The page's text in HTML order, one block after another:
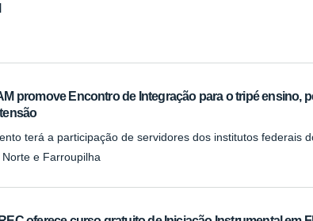
promove Encontro de Integração para o tripé ensino,
terá a participação de servidores dos institutos federais
Norte e Farroupilha